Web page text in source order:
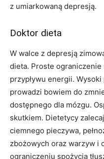
z umiarkowaną depresją.
Doktor dieta
W walce z depresją
dieta. Proste ograniczenie
przypływu energii.
prowadzi bowiem do
dostępnego dla mózgu.
skutkiem. Dietetycy
ciemnego pieczywa,
zbożowych oraz warzyw i
ograniczeniu spożycia